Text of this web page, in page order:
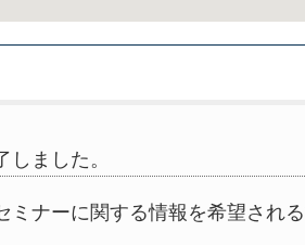
ました。
ミナーに関する情報を希望され